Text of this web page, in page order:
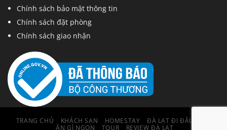
Chính sách bảo mật thông tin
Chính sách đặt phòng
Chính sách giao nhận
TRANG CHỦ KHÁCH SẠN HOMESTAY
ĐÀ LẠT ĐI ĐÂU ĐẸP
ĂN GÌ NGON
TOUR REVIEW ĐÀ LẠT